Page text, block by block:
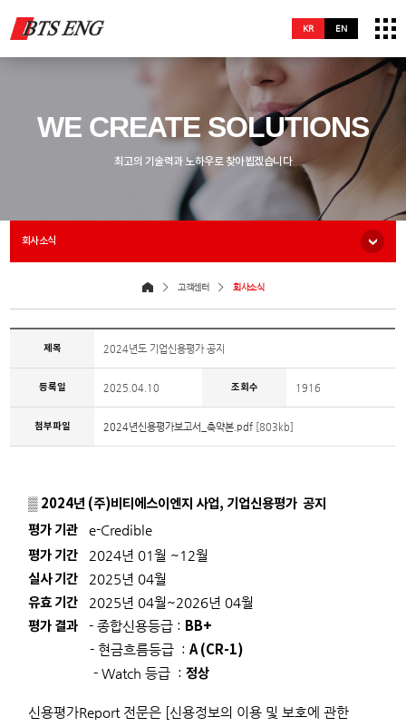
KR EN
WE CREATE SOLUTIONS
최고의 기술력과 노하우로 찾아뵙겠습니다
회사소식
고객센터 회사소식
제목 2024년도 기업신용평가 공지
등록일 2025.04.10 조회수 1916
첨부파일 2024년신용평가보고서_축약본.pdf [803kb]
▒ 2024년 (주)비티에스이엔지 사업, 기업신용평가 공지
평가 기관 e-Credible
평가 기간 2024년 01월 ~12월
실사 기간 2025년 04월
유효 기간 2025년 04월~2026년 04월
평가 결과 - 종합신용등급 : BB+
- 현금흐름등급 :A (CR-1)
- Watch 등급 :정상
신용평가Report 전문은 [신용정보의 이용 및 보호에 관한